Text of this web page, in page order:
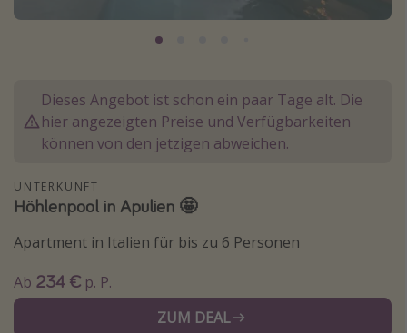
Normandie Urlaub
Kefalonia Urlaub
Krabi Urlaub
Sri Lanka Rundreise
Reisethemen
Dieses Angebot ist schon ein paar Tage alt. Die
hier angezeigten Preise und Verfügbarkeiten
können von den jetzigen abweichen.
UNTERKUNFT
Höhlenpool in Apulien 🤩
Apartment in Italien für bis zu 6 Personen
Ab 234 € p. P.
ZUM DEAL